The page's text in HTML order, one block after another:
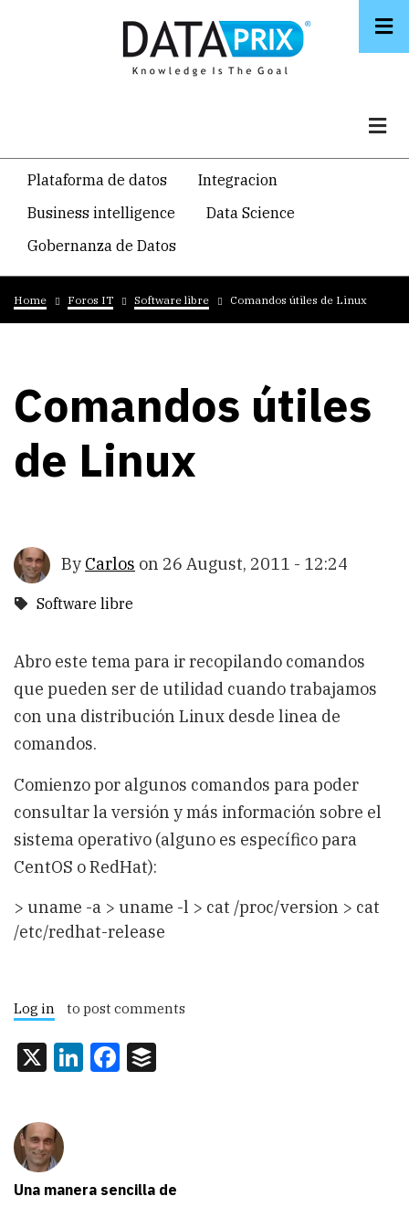
Navegacion
temática
principal
Plataforma de datos
Integracion
Business intelligence
Data Science
Gobernanza de Datos
Breadcrumb
Home Foros IT Software libre Comandos útiles de Linux
Comandos útiles
de Linux
By Carlos on 26 August, 2011 - 12:24
Software libre
Abro este tema para ir recopilando comandos
que pueden ser de utilidad cuando trabajamos
con una distribución Linux desde linea de
comandos.
Comienzo por algunos comandos para poder
consultar la versión y más información sobre el
sistema operativo (alguno es específico para
CentOS o RedHat):
> uname -a > uname -l > cat /proc/version > cat
/etc/redhat-release
Log in to post comments
X LinkedIn
Facebook
Una manera sencilla de